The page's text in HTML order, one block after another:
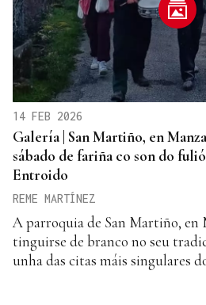
14 FEB 2026
Galería | San Martiño, en
sábado de fariña co son do
Entroido
REME MARTÍNEZ
A parroquia de San Martiño, en
tinguirse de branco no seu
unha das citas máis singulares